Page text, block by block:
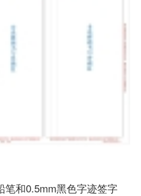
笔和0.5mm黑色字迹签字